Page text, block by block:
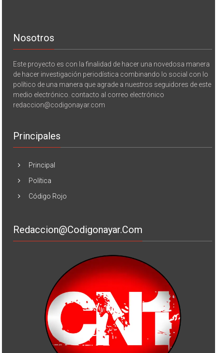
Nosotros
Este proyecto es con la finalidad de hacer una novedosa manera
de hacer investigación periodística combinando lo social con lo
político de una manera que agrade a nuestros seguidores de este
medio electrónico. contacto al correo electrónico
redaccion@codigonayar.com
Principales
Principal
Política
Código Rojo
Redaccion@codigonayar.com